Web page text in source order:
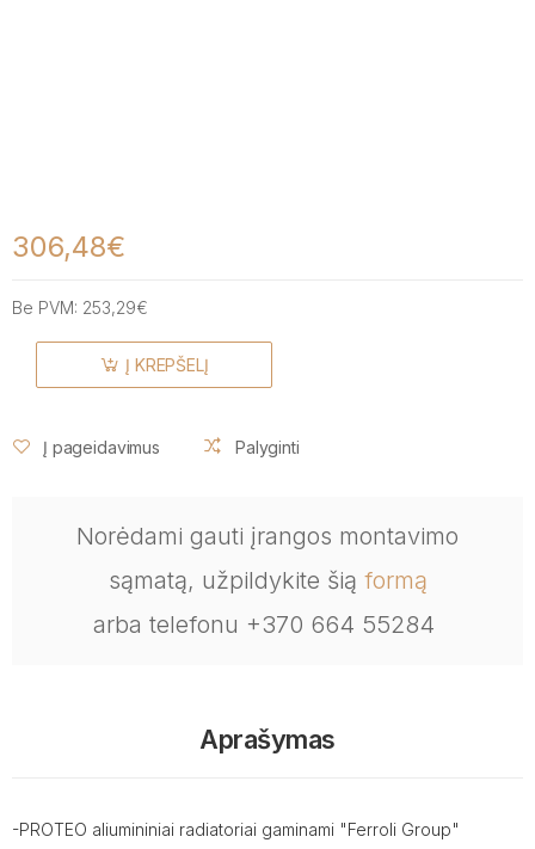
306,48€
Be PVM: 253,29€
Į KREPŠELĮ
Į pageidavimus Palyginti
Norėdami gauti įrangos montavimo
sąmatą, užpildykite šią formą
arba telefonu +370 664 55284
Aprašymas
-PROTEO aliumininiai radiatoriai gaminami "Ferroli Group"